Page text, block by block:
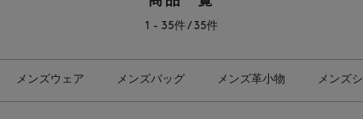
1 - 35件 / 35件
メンズウェア メンズバッグ メンズ革小物 メンズ